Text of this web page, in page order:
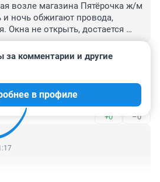
возле магазина Пятёрочка ж/м
ночь обжигают провода,
Окна не открыть, достается
и Новомарусино.
Приехали замеры произвели,
+0 –0
за комментарии и другие
в профиле